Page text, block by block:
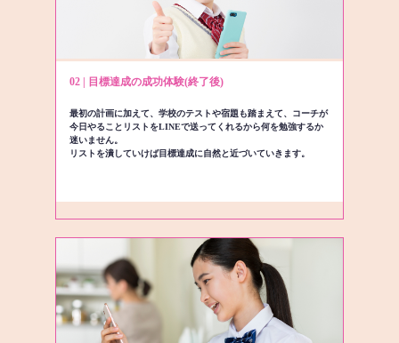
02 | 目標達成の成功体験(終了後)
最初の計画に加えて、学校のテストや宿題も踏まえて、コーチが
今日やることリストをLINEで送ってくれるから何を勉強するか
迷いません。
リストを潰していけば目標達成に自然と近づいていきます。